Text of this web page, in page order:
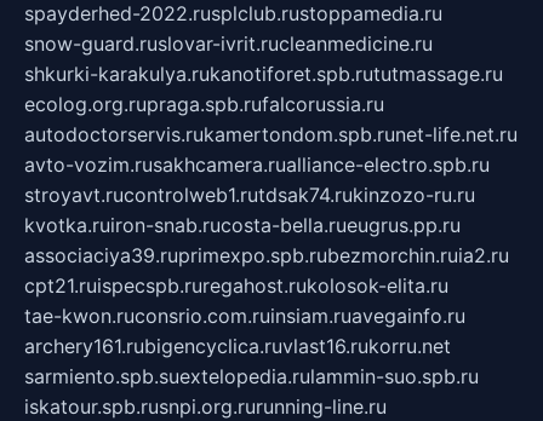
spayderhed-2022.rusplclub.rustoppamedia.ru
snow-guard.ruslovar-ivrit.rucleanmedicine.ru
shkurki-karakulya.rukanotiforet.spb.rututmassage.ru
ecolog.org.rupraga.spb.rufalcorussia.ru
autodoctorservis.rukamertondom.spb.runet-life.net.ru
avto-vozim.rusakhcamera.rualliance-electro.spb.ru
stroyavt.rucontrolweb1.rutdsak74.rukinzozo-ru.ru
kvotka.ruiron-snab.rucosta-bella.rueugrus.pp.ru
associaciya39.ruprimexpo.spb.rubezmorchin.ruia2.ru
cpt21.ruispecspb.ruregahost.rukolosok-elita.ru
tae-kwon.ruconsrio.com.ruinsiam.ruavegainfo.ru
archery161.rubigencyclica.ruvlast16.rukorru.net
sarmiento.spb.suextelopedia.rulammin-suo.spb.ru
iskatour.spb.rusnpi.org.rurunning-line.ru